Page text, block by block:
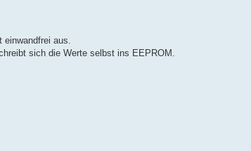
einwandfrei aus.
sich die Werte selbst ins EEPROM.